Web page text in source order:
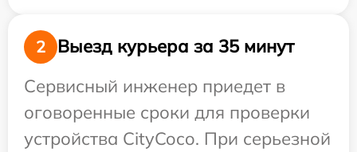
2
Выезд курьера за 35 минут
Сервисный инженер приедет в
оговоренные сроки для проверки
устройства CityCoco. При серьезной